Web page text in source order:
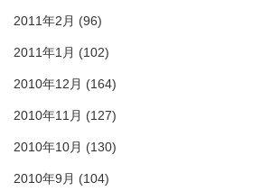
2011年2月 (96)
2011年1月 (102)
2010年12月 (164)
2010年11月 (127)
2010年10月 (130)
2010年9月 (104)